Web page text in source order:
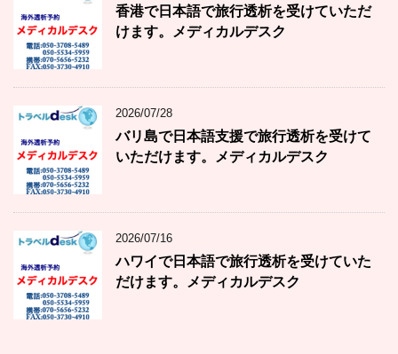
香港で日本語で旅行透析を受けていただ
けます。メディカルデスク
2026/07/28
バリ島で日本語支援で旅行透析を受けて
いただけます。メディカルデスク
2026/07/16
ハワイで日本語で旅行透析を受けていた
だけます。メディカルデスク